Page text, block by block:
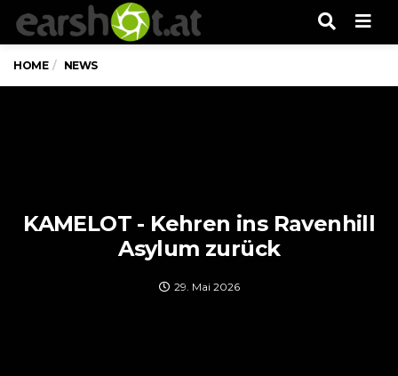
HOME NEWS
KAMELOT - Kehren ins Ravenhill
Asylum zurück
29. Mai 2026